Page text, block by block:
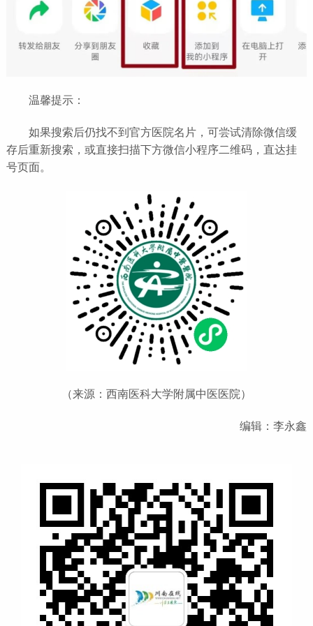
温馨提示：
如果搜索后仍找不到官方医院名片，可尝试清除微信缓
存后重新搜索，或直接扫描下方微信小程序二维码，直达挂
号页面。
（来源：西南医科大学附属中医医院）
编辑：李永鑫